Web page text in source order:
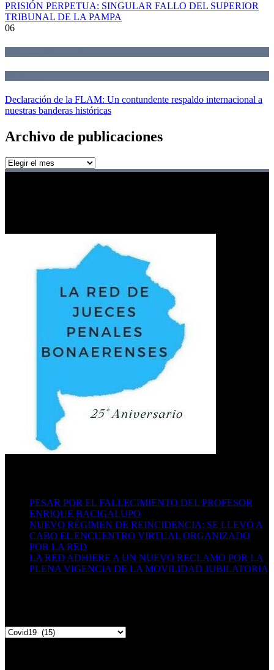
PRISIÓN PERPETUA: SINGULAR FALLO DEL SUPERIOR
TRIBUNAL DE LA PAMPA
06
Declaración de la FLAM: Un contundente respaldo internacional a
nuestras banderas históricas
Archivo de publicaciones
Archivo
de
PESAR POR EL FALLECIMIENTO DEL PROFESOR
ENRIQUE BACIGALUPO
NUEVO RÉGIMEN DE REINCIDENCIA: SE LLEVÓ A
CABO EL ENCUENTRO VIRTUAL ORGANIZADO
POR LA RED
LA RED ADHIERE A UN NUEVO RECLAMO POR LA
PLENA VIGENCIA DE LA MOVILIDAD JUBILATORIA
Categorías